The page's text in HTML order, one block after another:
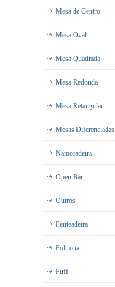
Mesa de Centro
Mesa Oval
Mesa Quadrada
Mesa Redonda
Mesa Retangular
Mesas Diferenciadas
Namoradeira
Open Bar
Outros
Penteadeira
Poltrona
Puff